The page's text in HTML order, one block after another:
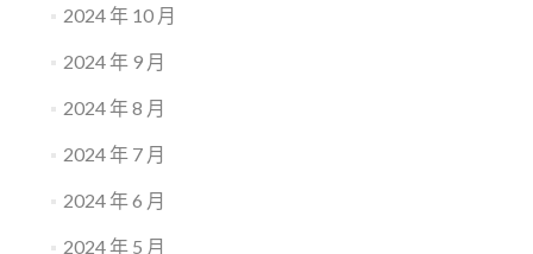
2024 年 10 月
2024 年 9 月
2024 年 8 月
2024 年 7 月
2024 年 6 月
2024 年 5 月